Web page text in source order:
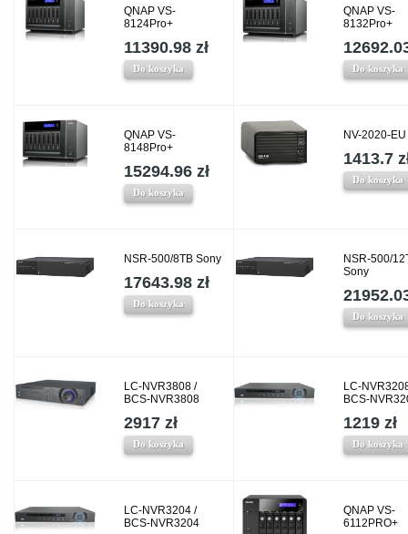
QNAP VS-
8124Pro+
11390.98 zł
Do koszyka
QNAP VS-
8132Pro+
Do koszyka
QNAP VS-
8148Pro+
15294.96 zł
Do koszyka
NV-2020-
1413.7
Do koszyka
NSR-500/8TB Sony
17643.98 zł
Do koszyka
NSR-500/
Sony
Do koszyka
LC-NVR3808 /
BCS-NVR3808
2917 zł
Do koszyka
LC-
BCS-
1219 zł
Do koszyka
LC-NVR3204 /
BCS-NVR3204
QNAP VS-
6112PRO+